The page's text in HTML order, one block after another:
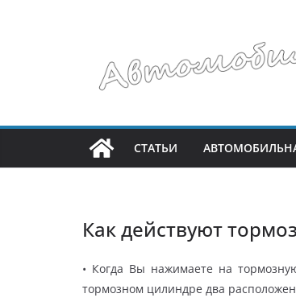
СТАТЬИ
Как действуют
• Когда Вы нажимаете на
тормозном цилиндре два